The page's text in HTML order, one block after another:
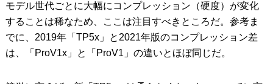
モデル世代ごとに大幅にコンプレッション（硬度）が変化
することは稀なため、ここは注目すべきところだ。参考ま
でに、2019年「TP5x」と2021年版のコンプレッション差
は、「ProV1x」と「ProV1」の違いとほぼ同じだ。